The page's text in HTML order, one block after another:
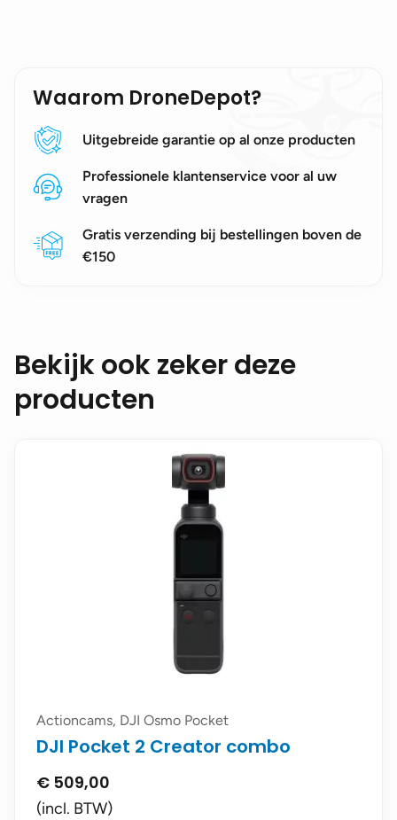
Waarom DroneDepot?
Uitgebreide garantie op al onze producten
Professionele klantenservice voor al uw
vragen
Gratis verzending bij bestellingen boven de
€150
Bekijk ook zeker deze
producten
Actioncams, DJI Osmo Pocket
DJI Pocket 2 Creator combo
€ 509,00
(incl. BTW)